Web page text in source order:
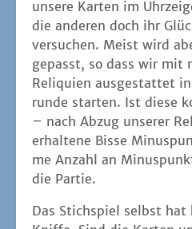
Knif­fe. Sind die Kar­ten
kann ich schon mal eine
men, ohne wie­der vom
kom­men. Meis­tens hält
Waa­ge. Den beson­de­ren
PATRICK durch die
n­mar­ker zu erzeu­gen.
die­se nicht. Es dau­ert
Betei­lig­ten klar ist, was
sie die Mar­ker neh­men
me­ne Mar­ker. Denn